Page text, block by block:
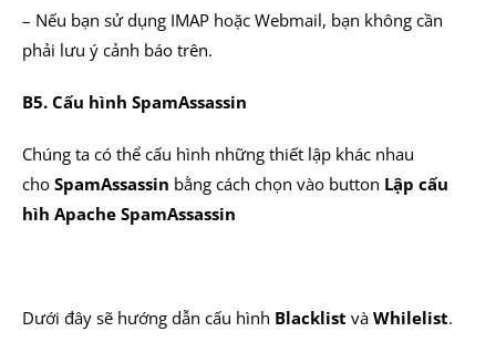
– Nếu bạn sử dụng IMAP hoặc Webmail, bạn không cần
phải lưu ý cảnh báo trên.
B5. Cấu hình SpamAssassin
Chúng ta có thể cấu hình những thiết lập khác nhau
cho SpamAssassin bằng cách chọn vào button Lập cấu
hìh Apache SpamAssassin
Dưới đây sẽ hướng dẫn cấu hình Blacklist và Whilelist.